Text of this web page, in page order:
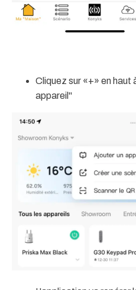
Cliquez sur «+» en haut
appareil"